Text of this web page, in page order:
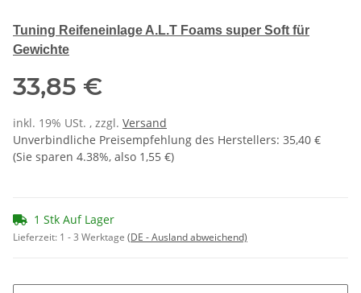
Tuning Reifeneinlage A.L.T Foams super Soft für
Gewichte
33,85 €
inkl. 19% USt. , zzgl. Versand
Unverbindliche Preisempfehlung des Herstellers: 35,40 €
(Sie sparen 4.38%, also 1,55 €)
1 Stk Auf Lager
Lieferzeit: 1 - 3 Werktage (DE - Ausland abweichend)